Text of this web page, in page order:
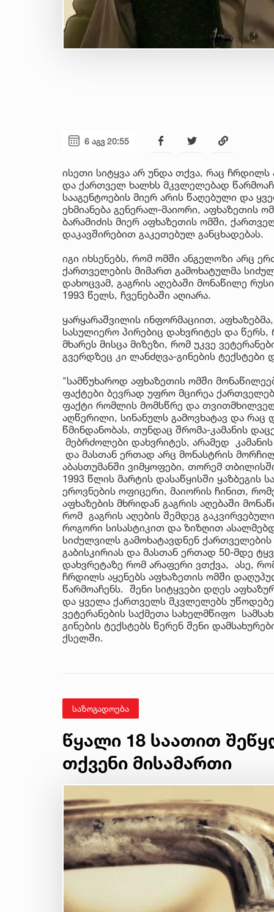
6 აგვ 20:55
ისეთი სიტყვა არ უნდა თქვა, რაც
და ქართველ ხალხს მკვლელებად
სააგენტოების მიერ არის წაღებული და
ეხმიანება გენერალ-მაიორი, აფხაზეთის
ბარამიძის მიერ აფხაზეთის ომში,
დაკავშირებით გაკეთებულ განცხადებას.
იგი იხსენებს, რომ ომში ანგელოზი არც
ქართველების მიმართ გამოხატულმა
დახოცვამ, გაგრის აღებაში მონაწილე
1993 წელს, ჩვენებაში აღიარა.
ყარყარაშვილის ინფორმაციით,
სასულიერო პირებიც დახვრიტეს და წერს,
მხარეს მისცა მიზეზი, რომ უკვე
გვერდზეც კი ლანძღვა-გინების
"სამწუხაროდ აფხაზეთის ომში
ფაქტები ბევრად უფრო მცირეა
ფაქტი რომლის მომსწრე და
აღწერილი, სინანულს გამოვხატავ და რაც
წმინდანობას, თუნდაც შრომა-კამანის
მებრძოლები დახვრიტეს, არამედ
და მასთან ერთად არც მონასტრის
აბასთუმანში ვიმყოფები, თორემ
1993 წლის მარტის დასაწყისში ყაზბეგის
ეროვნების ოფიცერი, მაიორის ჩინით,
აფხაზების მხრიდან გაგრის აღებაში
რომ გაგრის აღების შემდეგ
როგორი სისასტიკით და ზიზღით
სიძულვილს გამოხატავდნენ
გაბისკირიას და მასთან ერთად 50-მდე
დახვრეტაზე რომ არაფერი ვთქვა, ასე,
ჩრდილს აყენებს აფხაზეთის ომში
წარმოაჩენს. შენი სიტყვები დღეს
და ყველა ქართველს მკვლელებს
ვეტერანების საქმეთა სახელმწიფო
გინების ტექსტებს წერენ შენი
ქსელში.
საზოგადოება
წყალი 18 საათით
თქვენი მისამართი